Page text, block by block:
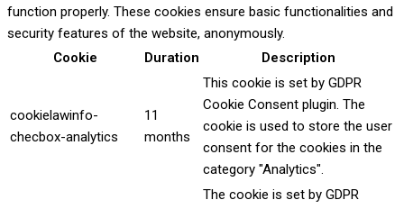
function properly. These cookies ensure basic functionalities and
security features of the website, anonymously.
Cookie
Duration Description
cookielawinfo-
checbox-analytics
11
months
This cookie is set by GDPR
Cookie Consent plugin. The
cookie is used to store the user
consent for the cookies in the
category "Analytics".
The cookie is set by GDPR